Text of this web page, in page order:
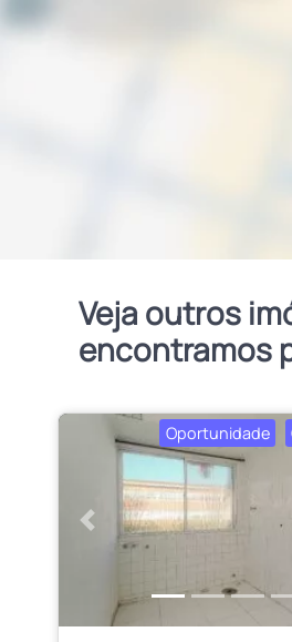
Veja outros
encontramos
Oportunidade
Anterior